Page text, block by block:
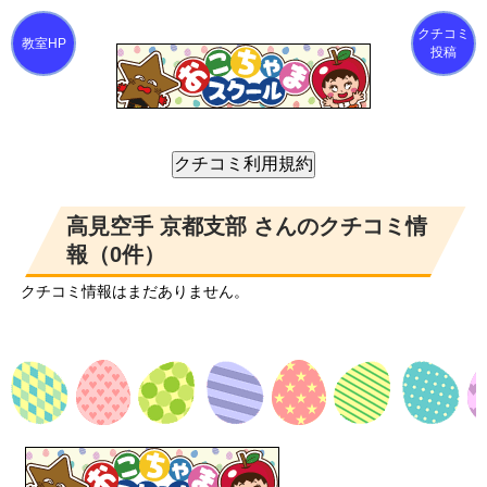
クチコミ
投稿
高見空手 京都支部 さんのクチコミ情
報（0件）
クチコミ情報はまだありません。